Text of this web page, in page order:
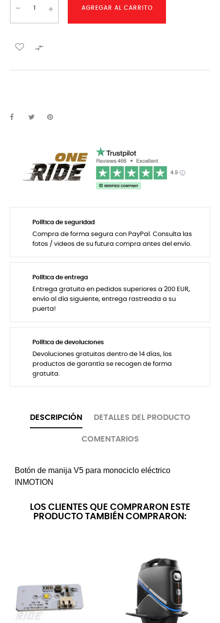
AGREGAR AL CARRITO

Política de seguridad
Compra de forma segura con PayPal. Consulta las
fotos / videos de su futura compra antes del envío.
Política de entrega
Entrega gratuita en pedidos superiores a 200 EUR,
envío al día siguiente, entrega rastreada a su
puerta!
Política de devoluciones
Devoluciones gratuitas dentro de 14 días, los
productos de garantía se recogen de forma
gratuita.
DESCRIPCIÓN DETALLES DEL PRODUCTO
COMENTARIOS
Botón de manija V5 para monociclo eléctrico
INMOTION
LOS CLIENTES QUE COMPRARON ESTE
PRODUCTO TAMBIÉN COMPRARON: